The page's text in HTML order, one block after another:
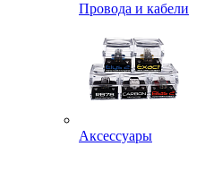
Провода и кабели
Аксессуары